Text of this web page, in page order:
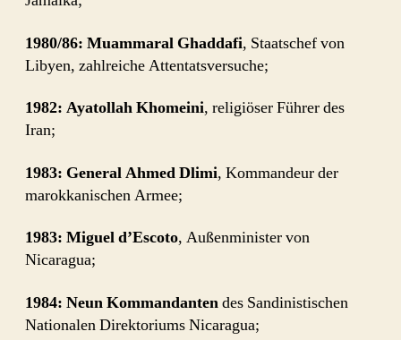
1980/86: Muammaral Ghaddafi, Staatschef von
Libyen, zahlreiche Attentatsversuche;
1982: Ayatollah Khomeini, religiöser Führer des
Iran;
1983: General Ahmed Dlimi, Kommandeur der
marokkanischen Armee;
1983: Miguel d’Escoto, Außenminister von
Nicaragua;
1984: Neun Kommandantendes Sandinistischen
Nationalen Direktoriums Nicaragua;